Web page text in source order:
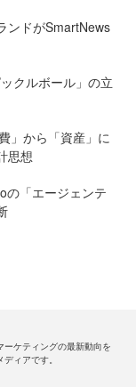
ンドがSmartNews
クルボール」の立
」から「資産」に
思想
「エージェンテ
ケティングの最新動向を
ィアです。